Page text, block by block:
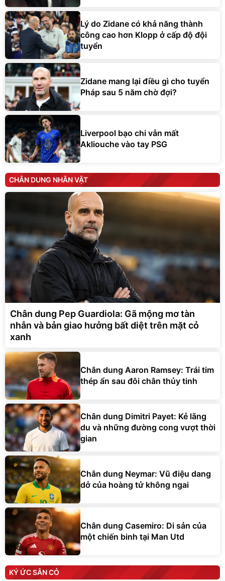
Lý do Zidane có khả năng thành
công cao hơn Klopp ở cấp độ đội
tuyển
Zidane mang lại điều gì cho tuyển
Pháp sau 5 năm chờ đợi?
Liverpool bạo chi vẫn mất
Akliouche vào tay PSG
CHÂN DUNG NHÂN VẬT
Chân dung Pep Guardiola: Gã mộng mơ tàn
nhẫn và bản giao hưởng bất diệt trên mặt cỏ
xanh
Chân dung Aaron Ramsey: Trái tim
thép ẩn sau đôi chân thủy tinh
Chân dung Dimitri Payet: Kẻ lãng
du và những đường cong vượt thời
gian
Chân dung Neymar: Vũ điệu dang
dở của hoàng tử không ngai
Chân dung Casemiro: Di sản của
một chiến binh tại Man Utd
KÝ ỨC SÂN CỎ